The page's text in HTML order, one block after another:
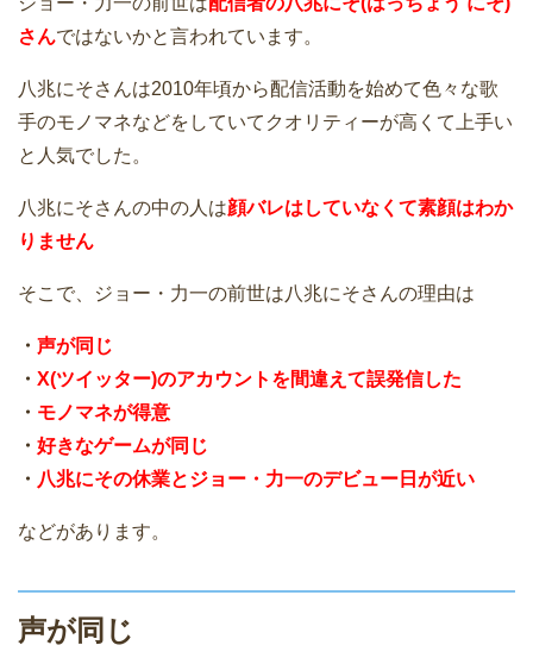
さんではないかと言われています。
八兆にそさんは2010年頃から配信活動を始めて色々な歌
手のモノマネなどをしていてクオリティーが高くて上手い
と人気でした。
八兆にそさんの中の人は顔バレはしていなくて素顔はわか
りません
そこで、ジョー・力一の前世は八兆にそさんの理由は
・ 声が同じ
・ X(ツイッター)のアカウントを間違えて誤発信した
・ モノマネが得意
・ 好きなゲームが同じ
・ 八兆にその休業とジョー・力一のデビュー日が近い
などがあります。
声が同じ